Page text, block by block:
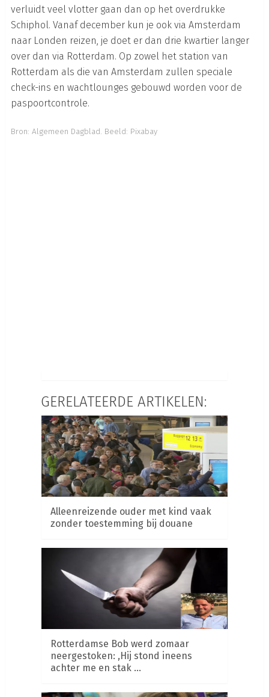
verluidt veel vlotter gaan dan op het overdrukke
Schiphol. Vanaf december kun je ook via Amsterdam
naar Londen reizen, je doet er dan drie kwartier langer
over dan via Rotterdam. Op zowel het station van
Rotterdam als die van Amsterdam zullen speciale
check-ins en wachtlounges gebouwd worden voor de
paspoortcontrole.
Bron: Algemeen Dagblad. Beeld: Pixabay
GERELATEERDE ARTIKELEN:
Alleenreizende ouder met kind vaak
zonder toestemming bij douane
Rotterdamse Bob werd zomaar
neergestoken: ,Hij stond ineens
achter me en stak …